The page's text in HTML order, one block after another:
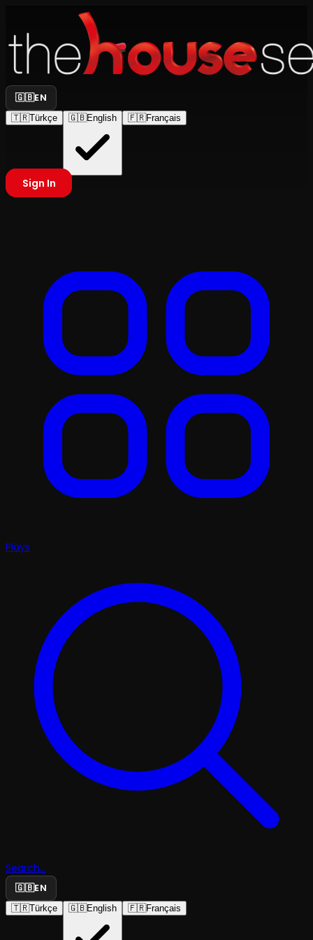
🇬🇧EN
🇹🇷Türkçe 🇬🇧English 🇫🇷Français
Sign In
Plays
Search...
🇬🇧EN
🇹🇷Türkçe 🇬🇧English 🇫🇷Français